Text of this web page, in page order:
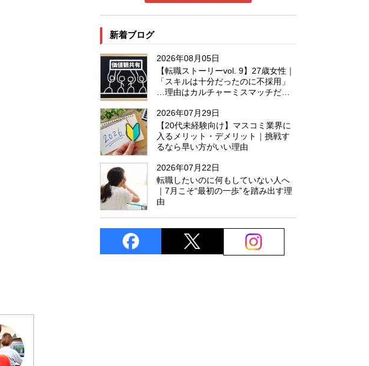
新着ブログ
2026年08月05日
【転職ストーリーvol. 9】27歳女性｜
「スキルは十分だったのに不採用」
…理由はカルチャーミスマッチだっ
2026年07月29日
【20代未経験向け】マスコミ業界に
入るメリット・デメリット｜挑戦す
るなら早い方がいい理由
2026年07月22日
転職したいのに何もしていない人へ
｜7月こそ“最初の一歩”を踏み出す理
由